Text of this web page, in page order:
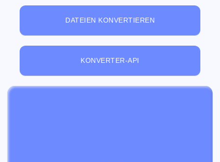
DATEIEN KONVERTIEREN
KONVERTER-API